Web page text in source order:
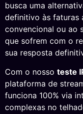
busca uma
definitivo às faturas
convencional ou ao
que sofrem com o
sua resposta
Com o nosso teste
plataforma de
funciona 100% via
complexas no